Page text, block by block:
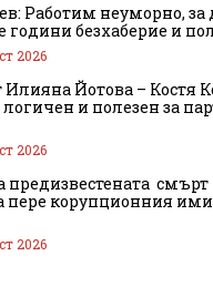
Работим неуморно, за
години безхаберие и
2026
Йотова – Костя
и полезен за
2026
предизвестената смърт
пере корупционния
2026